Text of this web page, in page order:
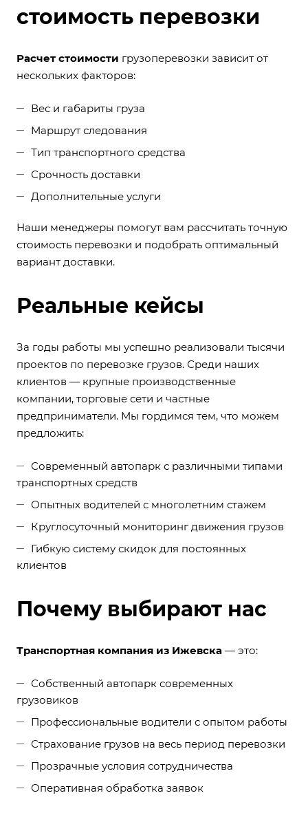
стоимость перевозки
Расчет стоимости грузоперевозки зависит от
нескольких факторов:
Вес и габариты груза
Маршрут следования
Тип транспортного средства
Срочность доставки
Дополнительные услуги
Наши менеджеры помогут вам рассчитать точную
стоимость перевозки и подобрать оптимальный
вариант доставки.
Реальные кейсы
За годы работы мы успешно реализовали тысячи
проектов по перевозке грузов. Среди наших
клиентов — крупные производственные
компании, торговые сети и частные
предприниматели. Мы гордимся тем, что можем
предложить:
Современный автопарк с различными типами
транспортных средств
Опытных водителей с многолетним стажем
Круглосуточный мониторинг движения грузов
Гибкую систему скидок для постоянных
клиентов
Почему выбирают нас
Транспортная компания из Ижевска — это:
Собственный автопарк современных
грузовиков
Профессиональные водители с опытом работы
Страхование грузов на весь период перевозки
Прозрачные условия сотрудничества
Оперативная обработка заявок